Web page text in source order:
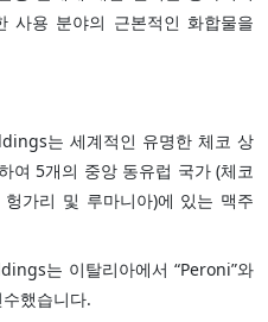
사용 분야의 근본적인 화합물을
는 세계적인 유명한 체코 상
여 5개의 중앙 동유럽 국가 (체코
가리 및 루마니아)에 있는 맥주
는 이탈리아에서 “Peroni”와
했습니다.